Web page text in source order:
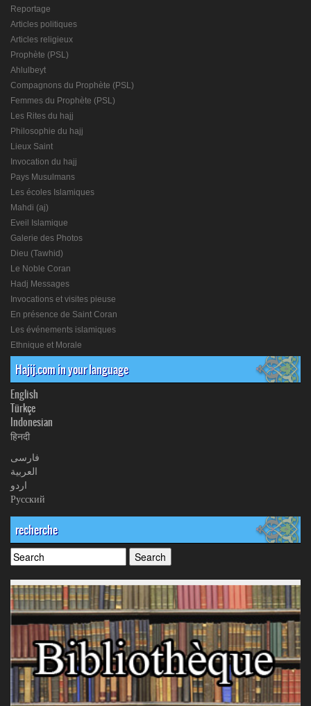
Reportage
Articles politiques
Articles religieux
Prophète (PSL)
Ahlulbeyt
Compagnons du Prophète (PSL)
Femmes du Prophète (PSL)
Les Rites du hajj
Philosophie du hajj
Lieux Saint
Invocation du hajj
Pays Musulmans
Les écoles Islamiques
Mahdi (aj)
Eveil Islamique
Galerie des Photos
Dieu (Tawhid)
Le Noble Coran
Hadj Messages
Invocations et visites pieuse
En présence de Saint Coran
Les événements islamiques
Ethnique et Morale
Hajij.com in your language
English
Türkçe
Indonesian
हिनदी
فارسی
العربیة
اردو
Русский
recherche